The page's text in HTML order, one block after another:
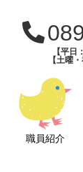
【平日
【土曜
職員紹介